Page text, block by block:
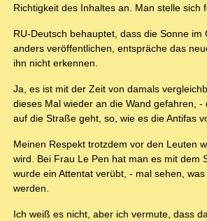
Richtigkeit des Inhaltes an. Man stelle sich
RU-Deutsch behauptet, dass die Sonne
anders veröffentlichen, entspräche das
ihn nicht erkennen.
Ja, es ist mit der Zeit von damals
dieses Mal wieder an die Wand gefahren,
auf die Straße geht, so, wie es die Antifas
Meinen Respekt trotzdem vor den Leuten
wird. Bei Frau Le Pen hat man es mit dem
wurde ein Attentat verübt, - mal sehen,
werden.
Ich weiß es nicht, aber ich vermute, dass